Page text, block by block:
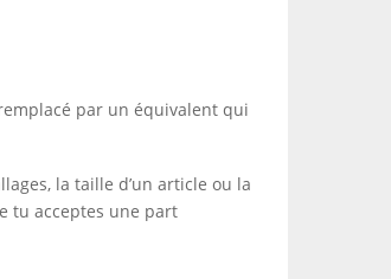
par un équivalent qui
la taille d’un article ou la
tu acceptes une part